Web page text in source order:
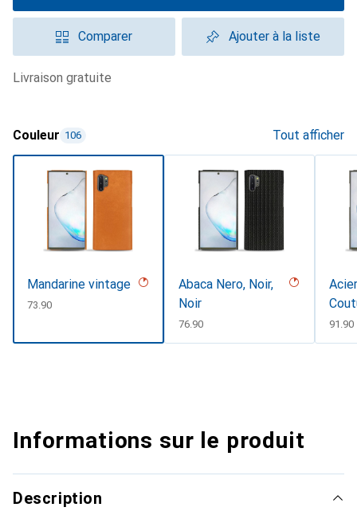
Comparer Ajouter à la liste
livraison gratuite
Couleur 106 Tout afficher
Mandarine vintage
CHF
73.90
Abaca Nero, Noir,
Noir
CHF
76.90 CHF
91.90
Informations sur le produit
Description